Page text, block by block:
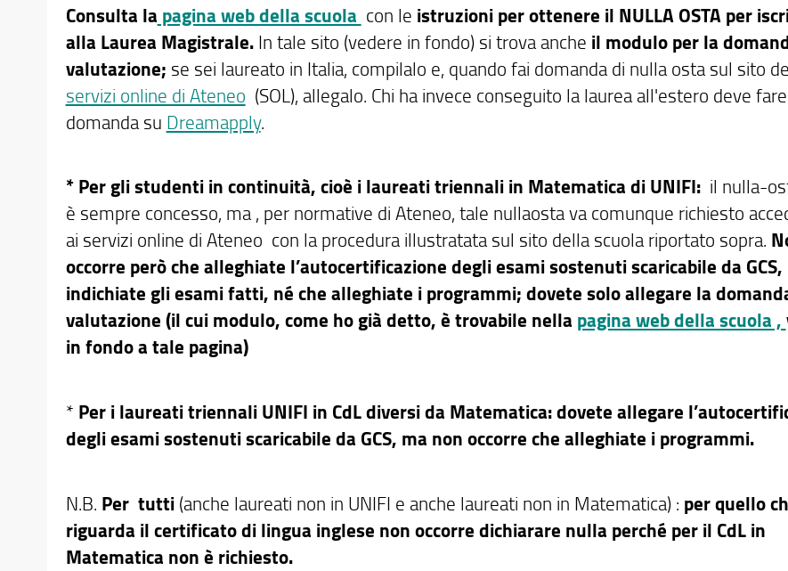
Consulta la pagina web della scuola con le istruzioni per ottenere il NULLA OSTA per
alla Laurea Magistrale. In tale sito (vedere in fondo) si trova anche il modulo per la
valutazione; se sei laureato in Italia, compilalo e, quando fai domanda di nulla osta sul sito
servizi online di Ateneo (SOL), allegalo. Chi ha invece conseguito la laurea all'estero deve fare
domanda su Dreamapply.
* Per gli studenti in continuità, cioè i laureati triennali in Matematica di UNIFI:il nulla-
è sempre concesso, ma , per normative di Ateneo, tale nullaosta va comunque richiesto
ai servizi online di Ateneo con la procedura illustratata sul sito della scuola riportato sopra.
occorre però che alleghiate l’autocertificazione degli esami sostenuti scaricabile da
indichiate gli esami fatti, né che alleghiate i programmi; dovete solo allegare la
valutazione (il cui modulo, come ho già detto, è trovabile nella pagina web della scuola ,
in fondo a tale pagina)
* Per i laureati triennali UNIFI in CdL diversi da Matematica: dovete allegare
degli esami sostenuti scaricabile da GCS, ma non occorre che alleghiate i programmi.
N.B. Per tutti(anche laureati non in UNIFI e anche laureati non in Matematica) : per quello
riguarda il certificato di lingua inglese non occorre dichiarare nulla perché per il CdL in
Matematica non è richiesto.